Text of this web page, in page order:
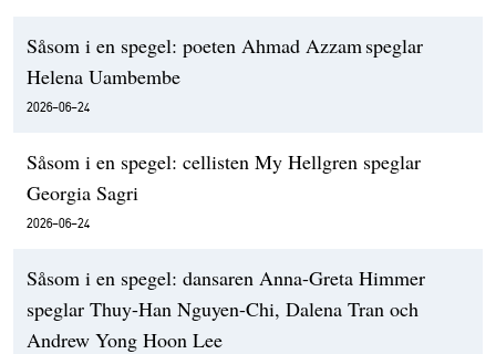
Såsom i en spegel: poeten Ahmad Azzam speglar
Helena Uambembe
2026-06-24
Såsom i en spegel: cellisten My Hellgren speglar
Georgia Sagri
2026-06-24
Såsom i en spegel: dansaren Anna-Greta Himmer
speglar Thuy-Han Nguyen-Chi, Dalena Tran och
Andrew Yong Hoon Lee